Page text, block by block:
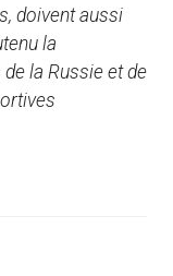
doivent aussi
la
la Russie et de